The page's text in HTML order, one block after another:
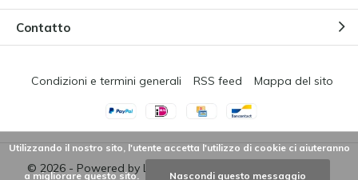
Contatto
© 2026 - Powered by Lightspeed
Condizioni e termini generali RSS feed Mappa del sito
Utilizzando il nostro sito, l'utente accetta l'utilizzo di cookie ci aiuteranno
a migliorare questo sito. Nascondi questo messaggio